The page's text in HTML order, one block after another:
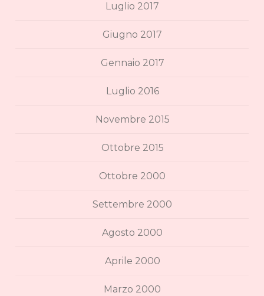
Luglio 2017
Giugno 2017
Gennaio 2017
Luglio 2016
Novembre 2015
Ottobre 2015
Ottobre 2000
Settembre 2000
Agosto 2000
Aprile 2000
Marzo 2000